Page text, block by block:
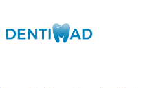
contenu